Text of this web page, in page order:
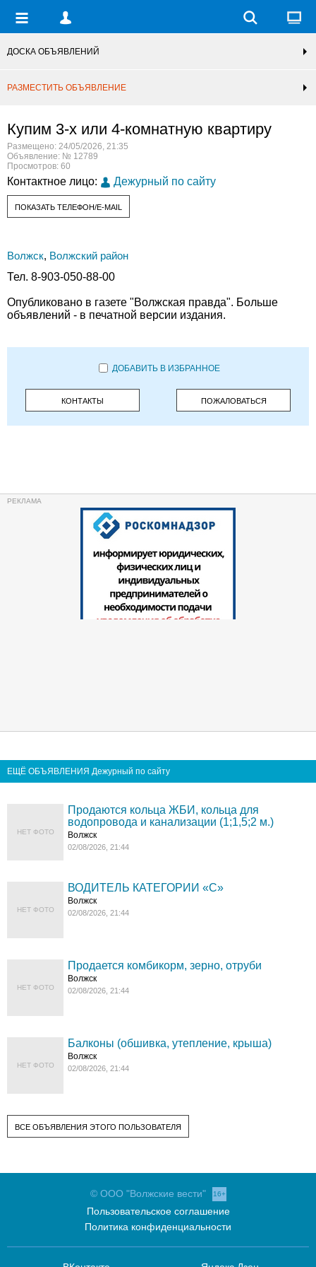
ДОСКА ОБЪЯВЛЕНИЙ
РАЗМЕСТИТЬ ОБЪЯВЛЕНИЕ
Купим 3-х или 4-комнатную квартиру
Размещено: 24/05/2026, 21:35
Объявление: № 12789
Просмотров: 60
Контактное лицо: Дежурный по сайту
ПОКАЗАТЬ ТЕЛЕФОН/E-MAIL
Волжск, Волжский район
Тел. 8-903-050-88-00
Опубликовано в газете "Волжская правда". Больше
объявлений - в печатной версии издания.
ДОБАВИТЬ В ИЗБРАННОЕ
КОНТАКТЫ ПОЖАЛОВАТЬСЯ
ЕЩЁ ОБЪЯВЛЕНИЯ Дежурный по сайту
НЕТ ФОТО
Продаются кольца ЖБИ, кольца для
водопровода и канализации (1;1,5;2 м.)
Волжск
02/08/2026, 21:44
НЕТ ФОТО
ВОДИТЕЛЬ КАТЕГОРИИ «C»
Волжск
02/08/2026, 21:44
НЕТ ФОТО
Продается комбикорм, зерно, отруби
Волжск
02/08/2026, 21:44
НЕТ ФОТО
Балконы (обшивка, утепление, крыша)
Волжск
02/08/2026, 21:44
ВСЕ ОБЪЯВЛЕНИЯ ЭТОГО ПОЛЬЗОВАТЕЛЯ
© ООО "Волжские вести" 16+
Пользовательское соглашение
Политика конфиденциальности